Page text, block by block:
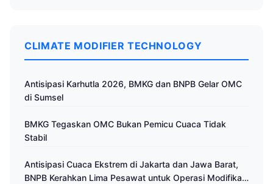
CLIMATE MODIFIER TECHNOLOGY
Antisipasi Karhutla 2026, BMKG dan BNPB Gelar OMC
di Sumsel
BMKG Tegaskan OMC Bukan Pemicu Cuaca Tidak
Stabil
Antisipasi Cuaca Ekstrem di Jakarta dan Jawa Barat,
BNPB Kerahkan Lima Pesawat untuk Operasi Modifikasi